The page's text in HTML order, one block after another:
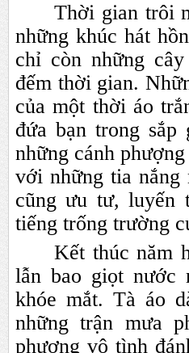
Thời gian trôi
những khúc hát
chỉ còn những
đếm thời gian.
của một thời áo
đứa bạn trong
những cánh
với những tia nắng
cũng ưu tư, luyến
tiếng trống trường
Kết thúc năm
lẫn bao giọt nước
khóe mắt. Tà áo
những trận mưa
phượng vô tình